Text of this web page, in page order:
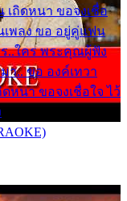
ถิดหนา ขอจงเชื่อ
เพลง ขอ อยู่คู่แฟน
ร..ใคร พระคุณผู้ฟัง
า.. ขอ องค์เทวา
หนา ขอจงเชื่อใจ ไว้